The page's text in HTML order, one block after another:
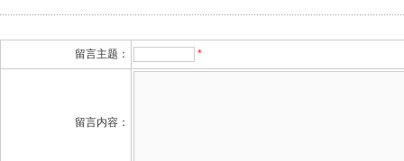
留言主题： *
留言内容：